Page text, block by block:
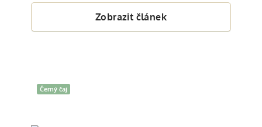
Zobrazit článek
Černý čaj